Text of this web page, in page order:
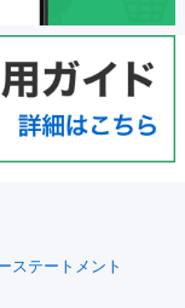
ステートメント